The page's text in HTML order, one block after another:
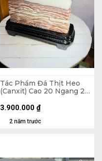
Tác Phẩm Đá Thịt Heo
(Canxit) Cao 20 Ngang 22
2 năm trước
3.900.000 ₫